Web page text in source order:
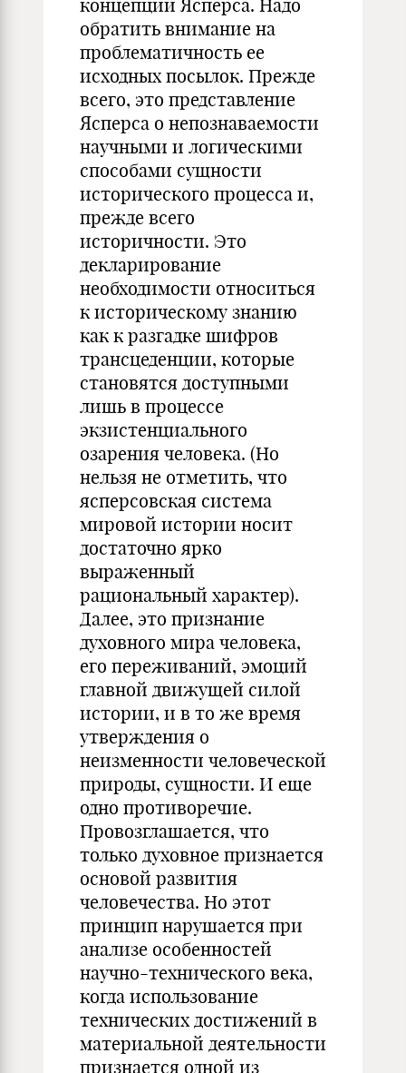
концепции Ясперса. Надо
обратить внимание на
проблематичность ее
исходных посылок. Прежде
всего, это представление
Ясперса о непознаваемости
научными и логическими
способами сущности
исторического процесса и,
прежде всего
историчности. Это
декларирование
необходимости относиться
к историческому знанию
как к разгадке шифров
трансцеденции, которые
становятся доступными
лишь в процессе
экзистенциального
озарения человека. (Но
нельзя не отметить, что
ясперсовская система
мировой истории носит
достаточно ярко
выраженный
рациональный характер).
Далее, это признание
духовного мира человека,
его переживаний, эмоций
главной движущей силой
истории, и в то же время
утверждения о
неизменности человеческой
природы, сущности. И еще
одно противоречие.
Провозглашается, что
только духовное признается
основой развития
человечества. Но этот
принцип нарушается при
анализе особенностей
научно-технического века,
когда использование
технических достижений в
материальной деятельности
признается одной из